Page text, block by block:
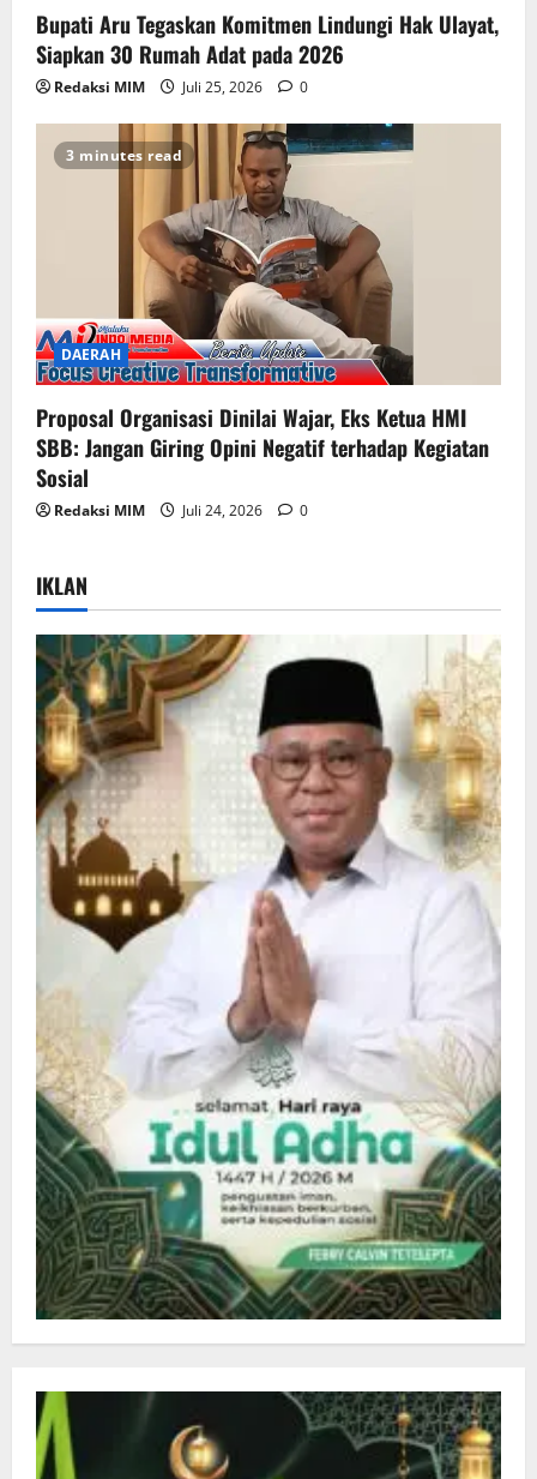
Bupati Aru Tegaskan Komitmen Lindungi Hak Ulayat,
Siapkan 30 Rumah Adat pada 2026
Redaksi MIM Juli 25, 2026 0
3 minutes read
DAERAH
Proposal Organisasi Dinilai Wajar, Eks Ketua HMI
SBB: Jangan Giring Opini Negatif terhadap Kegiatan
Sosial
Redaksi MIM Juli 24, 2026 0
IKLAN